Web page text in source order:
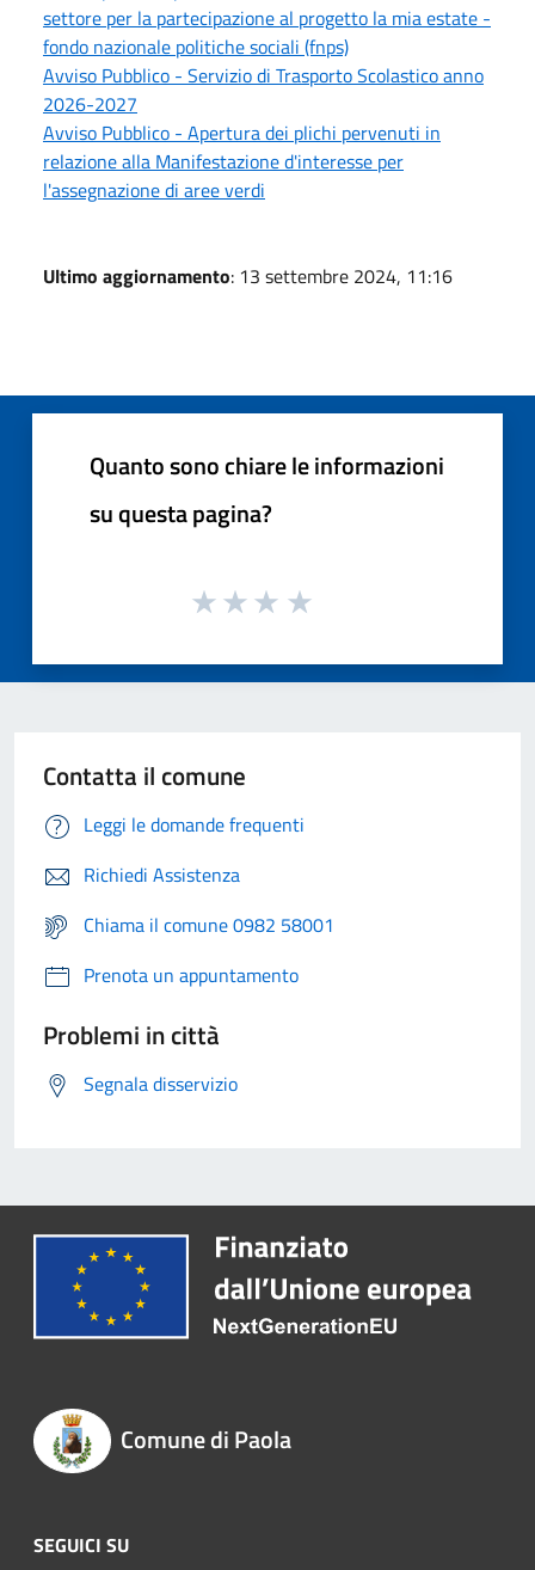
settore per la partecipazione al progetto la mia estate -
fondo nazionale politiche sociali (fnps)
Avviso Pubblico - Servizio di Trasporto Scolastico anno
2026-2027
Avviso Pubblico - Apertura dei plichi pervenuti in
relazione alla Manifestazione d'interesse per
l'assegnazione di aree verdi
Ultimo aggiornamento: 13 settembre 2024, 11:16
Quanto sono chiare le informazioni
su questa pagina?
Contatta il comune
Leggi le domande frequenti
Richiedi Assistenza
Chiama il comune 0982 58001
Prenota un appuntamento
Problemi in città
Segnala disservizio
Comune di Paola
SEGUICI SU